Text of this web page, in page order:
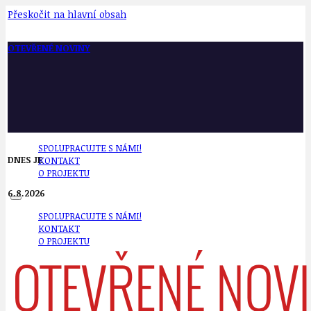
Přeskočit na hlavní obsah
OTEVŘENÉ NOVINY
SPOLUPRACUJTE S NÁMI!
KONTAKT
O PROJEKTU
SPOLUPRACUJTE S NÁMI!
KONTAKT
O PROJEKTU
DNES JE
6.8.2026